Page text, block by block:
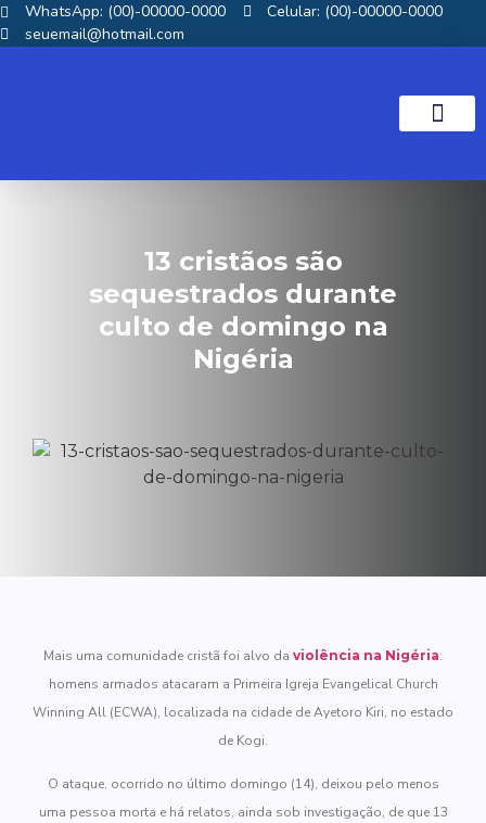
WhatsApp: (00)-00000-0000
Celular: (00)-00000-0000
seuemail@hotmail.com
13 cristãos são
sequestrados durante
culto de domingo na
Nigéria
Mais uma comunidade cristã foi alvo da violência na Nigéria:
homens armados atacaram a Primeira Igreja Evangelical Church
Winning All (ECWA), localizada na cidade de Ayetoro Kiri, no estado
de Kogi.
O ataque, ocorrido no último domingo (14), deixou pelo menos
uma pessoa morta e há relatos, ainda sob investigação, de que 13